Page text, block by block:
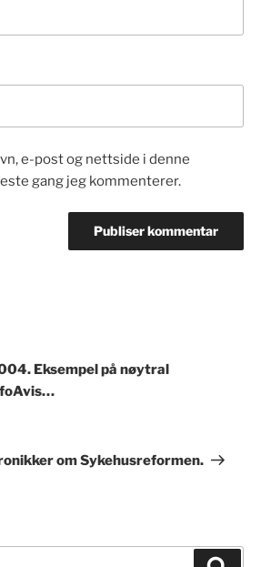
e-post og nettside i denne
gang jeg kommenterer.
Eksempel på nøytral
om Sykehusreformen.